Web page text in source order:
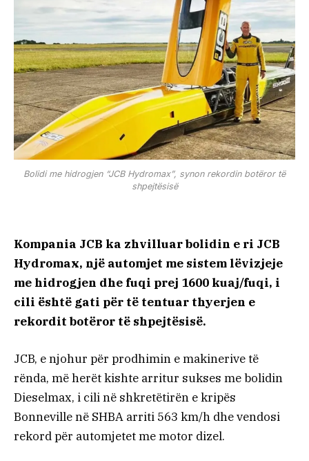
Bolidi me hidrogjen “JCB Hydromax”, synon rekordin botëror të
shpejtësisë
Kompania JCB ka zhvilluar bolidin e ri JCB
Hydromax, një automjet me sistem lëvizjeje
me hidrogjen dhe fuqi prej 1600 kuaj/fuqi, i
cili është gati për të tentuar thyerjen e
rekordit botëror të shpejtësisë.
JCB, e njohur për prodhimin e makinerive të
rënda, më herët kishte arritur sukses me bolidin
Dieselmax, i cili në shkretëtirën e kripës
Bonneville në SHBA arriti 563 km/h dhe vendosi
rekord për automjetet me motor dizel.